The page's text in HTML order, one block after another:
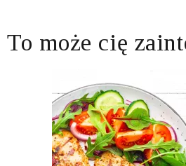
To może cię